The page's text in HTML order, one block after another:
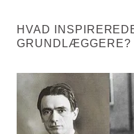
HVAD
GRUNDLÆGGERE?